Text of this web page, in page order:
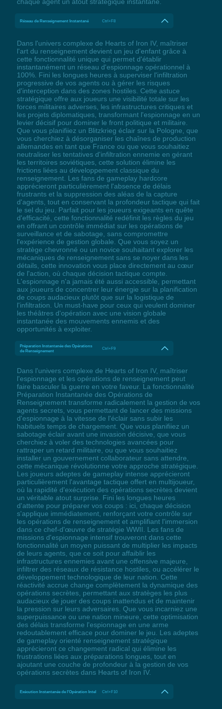
Réseau de Renseignement Instantané Ctrl+F8
Dans l'univers complexe de Hearts of Iron IV, maîtriser
l'art du renseignement devient un jeu d'enfant grâce à
cette fonctionnalité unique qui permet d'établir
instantanément un réseau d'espionnage opérationnel à
100%. Fini les longues heures à superviser l'infiltration
progressive de vos agents ou à gérer les risques
d'interception dans des zones hostiles. Cette astuce
stratégique offre aux joueurs une visibilité totale sur les
forces militaires adverses, les infrastructures critiques et
les projets diplomatiques, transformant l'espionnage en un
levier décisif pour dominer le front politique et militaire.
Que vous planifiiez un Blitzkrieg éclair sur la Pologne, que
vous cherchiez à désorganiser les chaînes de production
allemandes en tant que France ou que vous souhaitiez
neutraliser les tentatives d'infiltration ennemie en gérant
les territoires soviétiques, cette solution élimine les
frictions liées au développement classique du
renseignement. Les fans de gameplay hardcore
apprécieront particulièrement l'absence de délais
frustrants et la suppression des aléas de la capture
d'agents, tout en conservant la profondeur tactique qui fait
le sel du jeu. Parfait pour les joueurs exigeants en quête
d'efficacité, cette fonctionnalité redéfinit les règles du jeu
en offrant un contrôle immédiat sur les opérations de
surveillance et de sabotage, sans compromettre
l'expérience de gestion globale. Que vous soyez un
stratège chevronné ou un novice souhaitant explorer les
mécaniques de renseignement sans se noyer dans les
détails, cette innovation vous place directement au cœur
de l'action, où chaque décision tactique compte.
L'espionnage n'a jamais été aussi accessible, permettant
aux joueurs de concentrer leur énergie sur la planification
de coups audacieux plutôt que sur la logistique de
l'infiltration. Un must-have pour ceux qui veulent dominer
les théâtres d'opération avec une vision globale
instantanée des mouvements ennemis et des
opportunités à exploiter.
Préparation Instantanée des Opérations
de Renseignement
Ctrl+F9
Dans l'univers complexe de Hearts of Iron IV, maîtriser
l'espionnage et les opérations de renseignement peut
faire basculer la guerre en votre faveur. La fonctionnalité
Préparation Instantanée des Opérations de
Renseignement transforme radicalement la gestion de vos
agents secrets, vous permettant de lancer des missions
d'espionnage à la vitesse de l'éclair sans subir les
habituels temps de chargement. Que vous planifiiez un
sabotage éclair avant une invasion décisive, que vous
cherchiez à voler des technologies avancées pour
rattraper un retard militaire, ou que vous souhaitiez
installer un gouvernement collaborateur sans attendre,
cette mécanique révolutionne votre approche stratégique.
Les joueurs adeptes de gameplay intense apprécieront
particulièrement l'avantage tactique offert en multijoueur,
où la rapidité d'exécution des opérations secrètes devient
un véritable atout surprise. Fini les longues heures
d'attente pour préparer vos coups : ici, chaque décision
s'applique immédiatement, renforçant votre contrôle sur
les opérations de renseignement et amplifiant l'immersion
dans ce chef-d'œuvre de stratégie WWII. Les fans de
missions d'espionnage intensif trouveront dans cette
fonctionnalité un moyen puissant de multiplier les impacts
de leurs agents, que ce soit pour affaiblir les
infrastructures ennemies avant une offensive majeure,
infiltrer des réseaux de résistance hostiles, ou accélérer le
développement technologique de leur nation. Cette
réactivité accrue change complètement la dynamique des
opérations secrètes, permettant aux stratèges les plus
audacieux de jouer des coups inattendus et de maintenir
la pression sur leurs adversaires. Que vous incarniez une
superpuissance ou une nation mineure, cette optimisation
des délais transforme l'espionnage en une arme
redoutablement efficace pour dominer le jeu. Les adeptes
de gameplay orienté renseignement stratégique
apprécieront ce changement radical qui élimine les
frustrations liées aux préparations longues, tout en
ajoutant une couche de profondeur à la gestion de vos
opérations secrètes dans Hearts of Iron IV.
Exécution Instantanée de l'Opération Intel Ctrl+F10